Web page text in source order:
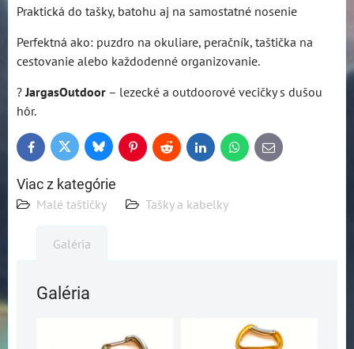
Praktická do tašky, batohu aj na samostatné nosenie
Perfektná ako: puzdro na okuliare, peračník, taštička na
cestovanie alebo každodenné organizovanie.
? JargasOutdoor – lezecké a outdoorové vecičky s dušou
hôr.
FacebookTwitter BlueskyPinterestReddit LinkedInWhatsApp
E-
mail
Viac z kategórie
Malé taštičky Tašky a kabelky
Galéria
Galéria